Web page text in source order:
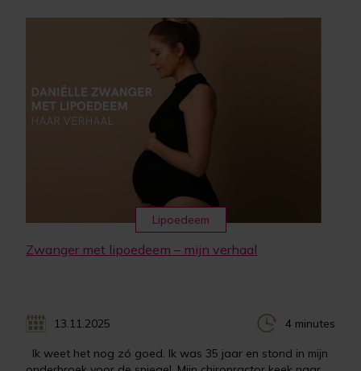
Lipoedeem
Zwanger met lipoedeem – mijn verhaal
13.11.2025 4 minutes
Ik weet het nog zó goed. Ik was 35 jaar en stond in mijn